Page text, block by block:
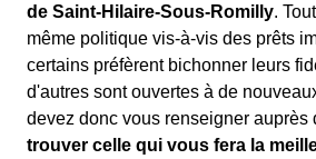
de Saint-Hilaire-Sous-Romilly.
même politique vis-à-vis des prêts
certains préfèrent bichonner leurs
d'autres sont ouvertes à de
devez donc vous renseigner auprès
trouver celle qui vous fera la